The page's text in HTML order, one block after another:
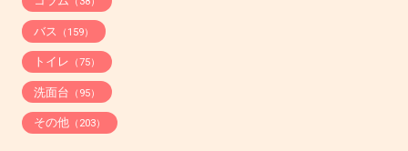
バス （159）
トイレ （75）
洗面台 （95）
その他（203）